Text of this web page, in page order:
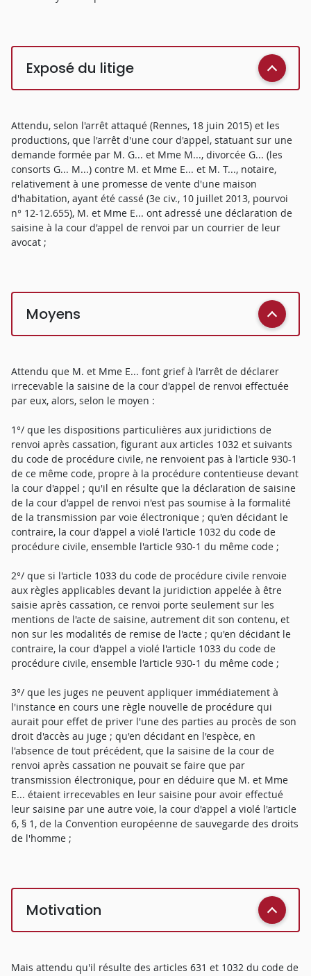
Exposé du litige
Attendu, selon l'arrêt attaqué (Rennes, 18 juin 2015) et les
productions, que l'arrêt d'une cour d'appel, statuant sur une
demande formée par M. G... et Mme M..., divorcée G... (les
consorts G... M...) contre M. et Mme E... et M. T..., notaire,
relativement à une promesse de vente d'une maison
d'habitation, ayant été cassé (3e civ., 10 juillet 2013, pourvoi
n° 12-12.655), M. et Mme E... ont adressé une déclaration de
saisine à la cour d'appel de renvoi par un courrier de leur
avocat ;
Moyens
Attendu que M. et Mme E... font grief à l'arrêt de déclarer
irrecevable la saisine de la cour d'appel de renvoi effectuée
par eux, alors, selon le moyen :
1°/ que les dispositions particulières aux juridictions de
renvoi après cassation, figurant aux articles 1032 et suivants
du code de procédure civile, ne renvoient pas à l'article 930-1
de ce même code, propre à la procédure contentieuse devant
la cour d'appel ; qu'il en résulte que la déclaration de saisine
de la cour d'appel de renvoi n'est pas soumise à la formalité
de la transmission par voie électronique ; qu'en décidant le
contraire, la cour d'appel a violé l'article 1032 du code de
procédure civile, ensemble l'article 930-1 du même code ;
2°/ que si l'article 1033 du code de procédure civile renvoie
aux règles applicables devant la juridiction appelée à être
saisie après cassation, ce renvoi porte seulement sur les
mentions de l'acte de saisine, autrement dit son contenu, et
non sur les modalités de remise de l'acte ; qu'en décidant le
contraire, la cour d'appel a violé l'article 1033 du code de
procédure civile, ensemble l'article 930-1 du même code ;
3°/ que les juges ne peuvent appliquer immédiatement à
l'instance en cours une règle nouvelle de procédure qui
aurait pour effet de priver l'une des parties au procès de son
droit d'accès au juge ; qu'en décidant en l'espèce, en
l'absence de tout précédent, que la saisine de la cour de
renvoi après cassation ne pouvait se faire que par
transmission électronique, pour en déduire que M. et Mme
E... étaient irrecevables en leur saisine pour avoir effectué
leur saisine par une autre voie, la cour d'appel a violé l'article
6, § 1, de la Convention européenne de sauvegarde des droits
de l'homme ;
Motivation
Mais attendu qu'il résulte des articles 631 et 1032 du code de